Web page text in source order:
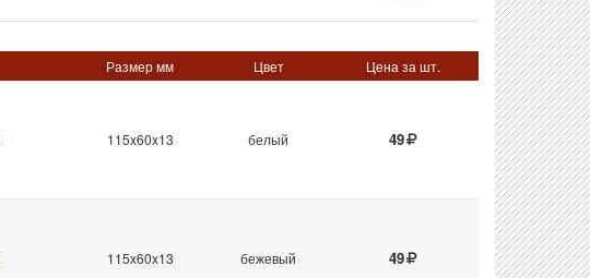
Размер мм Цвет Цена за шт.
115x60x13 белый 49
115x60x13 бежевый 49